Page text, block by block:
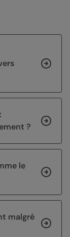
?
le
malgré